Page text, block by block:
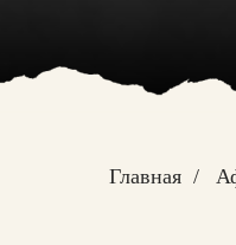
Главная /